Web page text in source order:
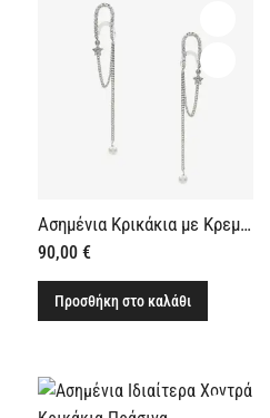
Ασημένια Κρικάκια με Κρεμαστή Αλυσίδα και Αστέρι
90,00 €
Προσθήκη στο καλάθι